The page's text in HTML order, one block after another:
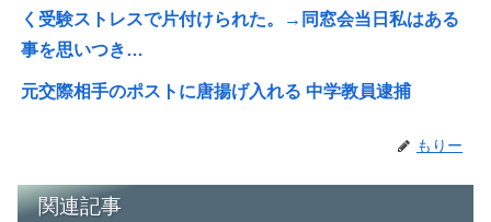
く受験ストレスで片付けられた。→同窓会当日私はある
事を思いつき…
元交際相手のポストに唐揚げ入れる 中学教員逮捕
もりー
関連記事